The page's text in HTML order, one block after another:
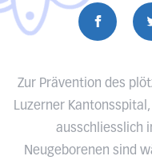
Zur Prävention des
Luzerner
ausschliesslich
Neugeborenen sind